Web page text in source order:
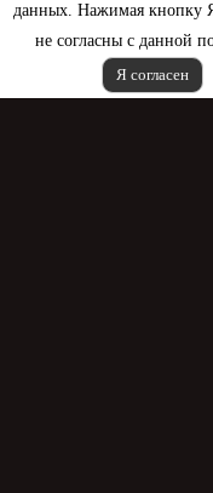
данных. Нажимая кнопку
не согласны с данной
Я согласен